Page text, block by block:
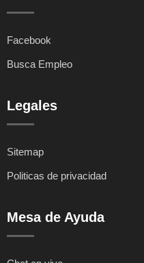
Facebook
Busca Empleo
Legales
Sitemap
Politicas de privacidad
Mesa de Ayuda